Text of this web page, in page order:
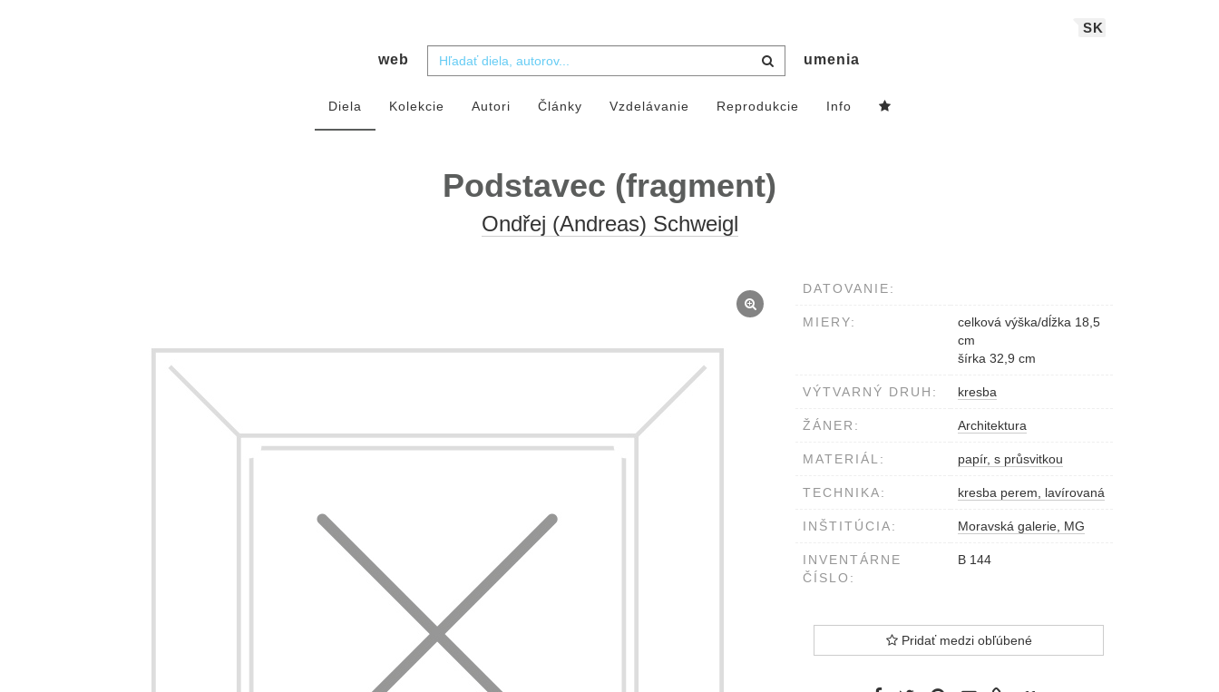
SK
web umenia
Diela Kolekcie Autori Články Vzdelávanie Reprodukcie Info
Podstavec (fragment)
Ondřej (Andreas) Schweigl
DATOVANIE:
MIERY:
celková výška/dĺžka 18,5
cm
šírka 32,9 cm
VÝTVARNÝ DRUH: kresba
ŽÁNER: Architektura
MATERIÁL: papír, s průsvitkou
TECHNIKA: kresba perem, lavírovaná
INŠTITÚCIA: Moravská galerie, MG
INVENTÁRNE
ČÍSLO:
B 144
Pridať medzi obľúbené